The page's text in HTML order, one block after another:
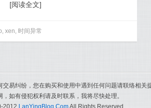
[阅读全文]
, xen, 时间异常
易纠纷，您在购买和使用中遇到任何问题请联络相关
，如有侵犯权利请及时联系，我将尽快处理。
2012
LanYingBlog.ComAll Rights Reserved.